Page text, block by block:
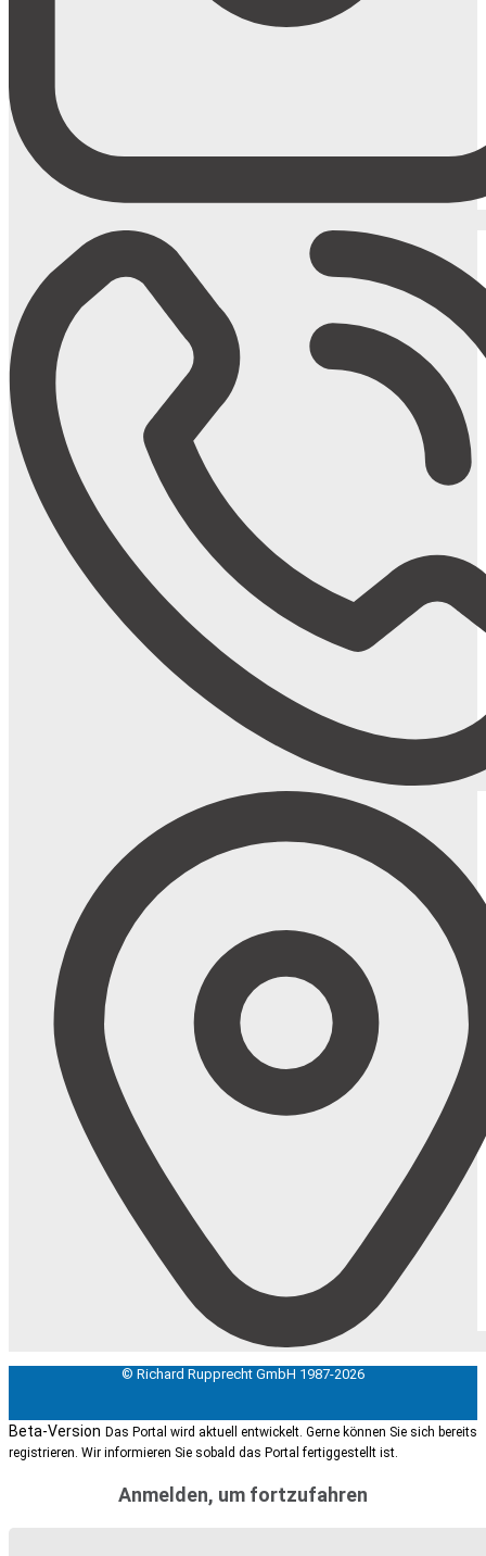
© Richard Rupprecht GmbH 1987-2026
Beta-Version Das Portal wird aktuell entwickelt. Gerne können Sie sich bereits
registrieren. Wir informieren Sie sobald das Portal fertiggestellt ist.
Anmelden, um fortzufahren